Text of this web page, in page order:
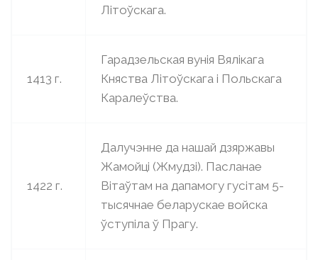
Літоўскага.
1413 г.
Гарадзельская вунія Вялікага
Княства Літоўскага і Польскага
Каралеўства.
1422 г.
Далучэнне да нашай дзяржавы
Жамойці (Жмудзі). Пасланае
Вітаўтам на дапамогу гусітам 5-
тысячнае беларускае войска
ўступіла ў Прагу.